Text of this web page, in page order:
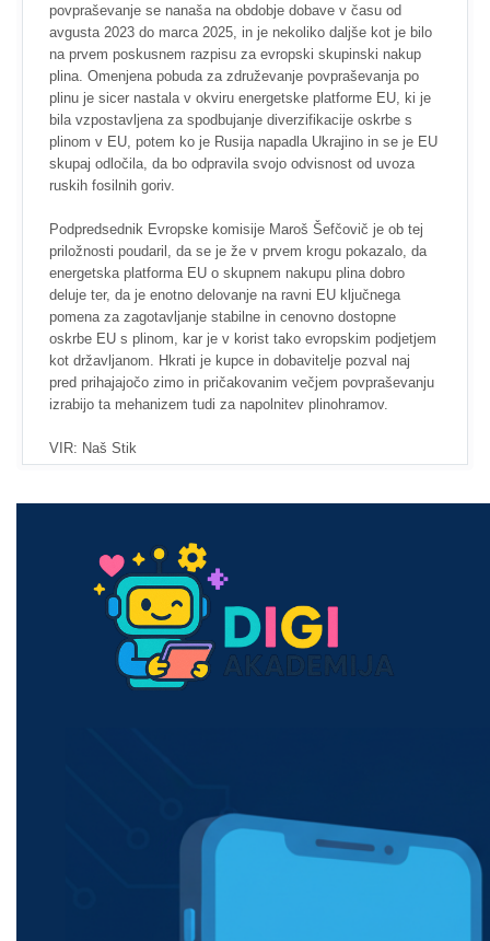
povpraševanje se nanaša na obdobje dobave v času od
avgusta 2023 do marca 2025, in je nekoliko daljše kot je bilo
na prvem poskusnem razpisu za evropski skupinski nakup
plina. Omenjena pobuda za združevanje povpraševanja po
plinu je sicer nastala v okviru energetske platforme EU, ki je
bila vzpostavljena za spodbujanje diverzifikacije oskrbe s
plinom v EU, potem ko je Rusija napadla Ukrajino in se je EU
skupaj odločila, da bo odpravila svojo odvisnost od uvoza
ruskih fosilnih goriv.
Podpredsednik Evropske komisije Maroš Šefčovič je ob tej
priložnosti poudaril, da se je že v prvem krogu pokazalo, da
energetska platforma EU o skupnem nakupu plina dobro
deluje ter, da je enotno delovanje na ravni EU ključnega
pomena za zagotavljanje stabilne in cenovno dostopne
oskrbe EU s plinom, kar je v korist tako evropskim podjetjem
kot državljanom. Hkrati je kupce in dobavitelje pozval naj
pred prihajajočo zimo in pričakovanim večjem povpraševanju
izrabijo ta mehanizem tudi za napolnitev plinohramov.
VIR: Naš Stik